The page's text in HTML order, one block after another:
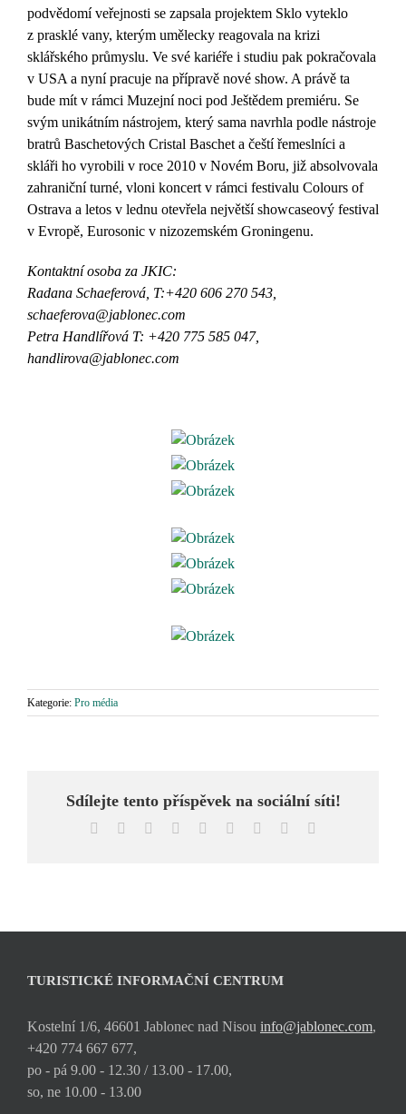
podvědomí veřejnosti se zapsala projektem Sklo vyteklo
z prasklé vany, kterým umělecky reagovala na krizi
sklářského průmyslu. Ve své kariéře i studiu pak pokračovala
v USA a nyní pracuje na přípravě nové show. A právě ta
bude mít v rámci Muzejní noci pod Ještědem premiéru. Se
svým unikátním nástrojem, který sama navrhla podle nástroje
bratrů Baschetových Cristal Baschet a čeští řemeslníci a
skláři ho vyrobili v roce 2010 v Novém Boru, již absolvovala
zahraniční turné, vloni koncert v rámci festivalu Colours of
Ostrava a letos v lednu otevřela největší showcaseový festival
v Evropě, Eurosonic v nizozemském Groningenu.
Kontaktní osoba za JKIC:
Radana Schaeferová, T:+420 606 270 543,
schaeferova@jablonec.com
Petra Handlířová T: +420 775 585 047,
handlirova@jablonec.com
Kategorie: Pro média
Sdílejte tento příspěvek na sociální síti!
Facebook Reddit LinkedInWhatsApp
TumblrPinterest
TURISTICKÉ INFORMAČNÍ CENTRUM
Kostelní 1/6, 46601 Jablonec nad Nisou info@jablonec.com,
+420 774 667 677,
po - pá 9.00 - 12.30 / 13.00 - 17.00,
so, ne 10.00 - 13.00